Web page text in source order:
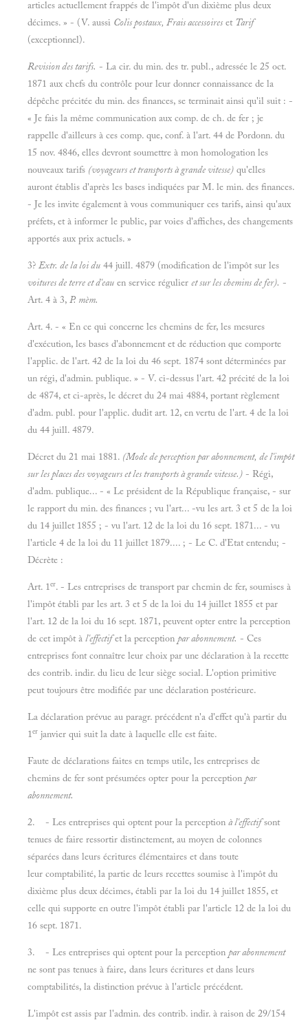
articles actuellement frappés de l'impôt d'un dixième plus deux
décimes. » - (V. aussi Colis postaux, Frais accessoires et Tarif
(exceptionnel).
Revision des tarifs. - La cir. du min. des tr. publ., adressée le 25 oct.
1871 aux chefs du contrôle pour leur donner connaissance de la
dépêche précitée du min. des finances, se terminait ainsi qu'il suit : -
« Je fais la même communication aux comp. de ch. de fer ; je
rappelle d'ailleurs à ces comp. que, conf. à l'art. 44 de Pordonn. du
15 nov. 4846, elles devront soumettre à mon homologation les
nouveaux tarifs (voyageurs et transports à grande vitesse) qu'elles
auront établis d'après les bases indiquées par M. le min. des finances.
- Je les invite également à vous communiquer ces tarifs, ainsi qu'aux
préfets, et à informer le public, par voies d'affiches, des changements
apportés aux prix actuels. »
3? Extr. de la loi du 44 juill. 4879 (modification de l'impôt sur les
voitures de terre et d'eau en service régulier et sur les chemins de fer). -
Art. 4 à 3, P. mèm.
Art. 4. - « En ce qui concerne les chemins de fer, les mesures
d'exécution, les bases d'abonnement et de réduction que comporte
l'applic. de l'art. 42 de la loi du 46 sept. 1874 sont déterminées par
un régi, d'admin. publique. » - V. ci-dessus l'art. 42 précité de la loi
de 4874, et ci-après, le décret du 24 mai 4884, portant règlement
d'adm. publ. pour l'applic. dudit art. 12, en vertu de l'art. 4 de la loi
du 44 juill. 4879.
Décret du 21 mai 1881. (Mode de perception par abonnement, de l'impôt
sur les places des voyageurs et les transports à grande vitesse.) - Régi,
d'adm. publique... - « Le président de la République française, - sur
le rapport du min. des finances ; vu l'art... -vu les art. 3 et 5 de la loi
du 14 juillet 1855 ; - vu l'art. 12 de la loi du 16 sept. 1871... - vu
l'article 4 de la loi du 11 juillet 1879.... ; - Le C. d'Etat entendu; -
Décrète :
Art. 1er. - Les entreprises de transport par chemin de fer, soumises à
l'impôt établi par les art. 3 et 5 de la loi du 14 juillet 1855 et par
l'art. 12 de la loi du 16 sept. 1871, peuvent opter entre la perception
de cet impôt à l'effectifet la perception par abonnement. - Ces
entreprises font connaître leur choix par une déclaration à la recette
des contrib. indir. du lieu de leur siège social. L'option primitive
peut toujours être modifiée par une déclaration postérieure.
La déclaration prévue au paragr. précédent n'a d'effet qu'à partir du
1er janvier qui suit la date à laquelle elle est faite.
Faute de déclarations faites en temps utile, les entreprises de
chemins de fer sont présumées opter pour la perception par
abonnement.
2. - Les entreprises qui optent pour la perception à l'effectifsont
tenues de faire ressortir distinctement, au moyen de colonnes
séparées dans leurs écritures élémentaires et dans toute
leur comptabilité, la partie de leurs recettes soumise à l'impôt du
dixième plus deux décimes, établi par la loi du 14 juillet 1855, et
celle qui supporte en outre l'impôt établi par l'article 12 de la loi du
16 sept. 1871.
3. - Les entreprises qui optent pour la perception par abonnement
ne sont pas tenues à faire, dans leurs écritures et dans leurs
comptabilités, la distinction prévue à l'article précédent.
L'impôt est assis par l'admin. des contrib. indir. à raison de 29/154